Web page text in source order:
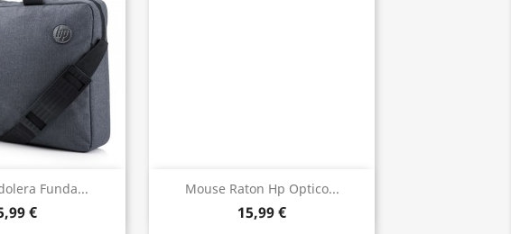
Funda...
€
ràpida Mouse Raton Hp Optico...
15,99 €
 Vista ràpida